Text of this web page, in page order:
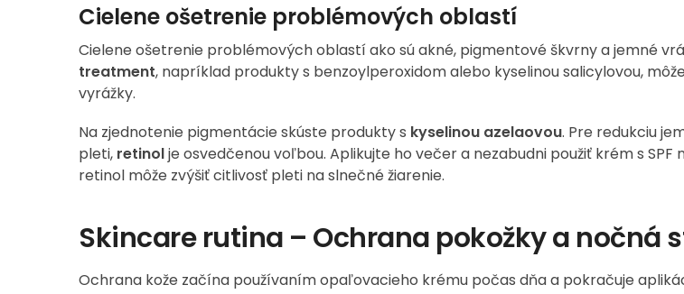
Cielene ošetrenie problémových oblastí
Cielene ošetrenie problémových oblastí ako sú akné, pigmentové škvrny a jemné
treatment, napríklad produkty s benzoylperoxidom alebo kyselinou salicylovou,
vyrážky.
Na zjednotenie pigmentácie skúste produkty s kyselinou azelaovou. Pre redukciu
pleti, retinolje osvedčenou voľbou. Aplikujte ho večer a nezabudni použiť krém s SPF
retinol môže zvýšiť citlivosť pleti na slnečné žiarenie.
Skincare rutina – Ochrana pokožky a nočná
Ochrana kože začína používaním opaľovacieho krému počas dňa a pokračuje